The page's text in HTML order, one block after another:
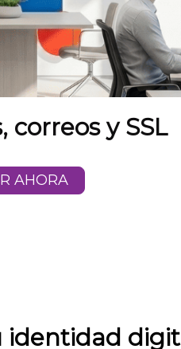
correos y SSL
AHORA
identidad